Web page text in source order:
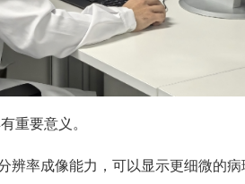
重要意义。
率成像能力，可以显示更细微的病